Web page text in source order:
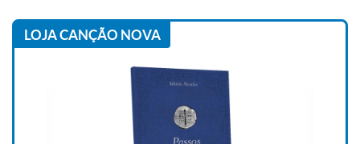
LOJA CANÇÃO NOVA